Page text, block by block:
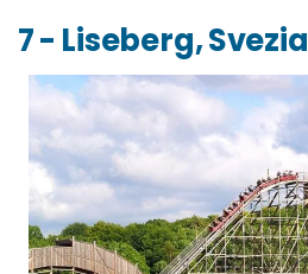
7 - Liseberg, Svezia